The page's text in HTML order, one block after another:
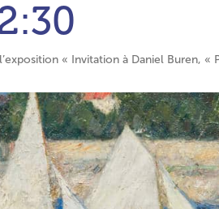
« Invitation à Daniel Buren,